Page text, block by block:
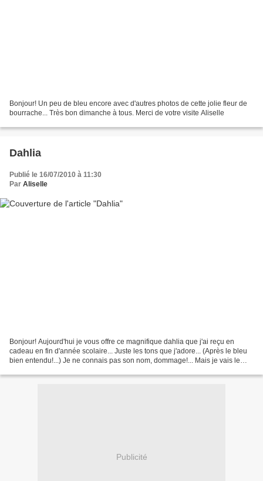
Bonjour! Un peu de bleu encore avec d'autres photos de cette jolie fleur de
bourrache... Très bon dimanche à tous. Merci de votre visite Aliselle
Dahlia
Publié le 16/07/2010 à 11:30
Par Aliselle
Bonjour! Aujourd'hui je vous offre ce magnifique dahlia que j'ai reçu en
cadeau en fin d'année scolaire... Juste les tons que j'adore... (Après le bleu
bien entendu!...) Je ne connais pas son nom, dommage!... Mais je vais le
Publicité